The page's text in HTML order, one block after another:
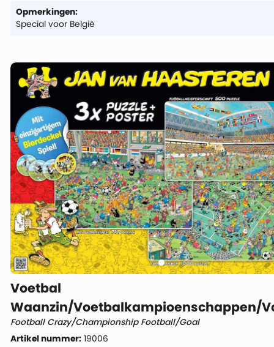
Opmerkingen:
Special voor België
Voetbal
Waanzin/Voetbalkampioenschappen/
Football Crazy/Championship Football/Goal
Artikel nummer: 19006